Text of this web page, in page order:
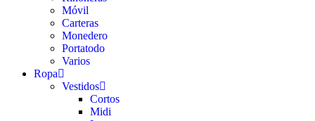
Móvil
Carteras
Monedero
Portatodo
Varios
Ropa
Vestidos
Cortos
Midi